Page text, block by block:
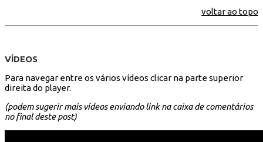
voltar ao topo
VÍDEOS
Para navegar entre os vários vídeos clicar na parte superior
direita do player.
(podem sugerir mais vídeos enviando link na caixa de comentários
no final deste post)